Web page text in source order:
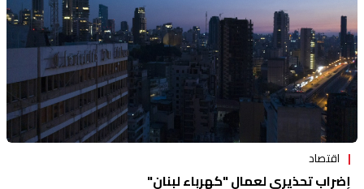
اقتصاد
إضراب تحذيري لعمال "كهرباء لبنان"